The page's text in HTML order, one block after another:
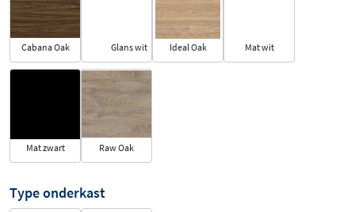
Cabana Oak Glans wit Ideal Oak Mat wit
Mat zwart Raw Oak
Type onderkast